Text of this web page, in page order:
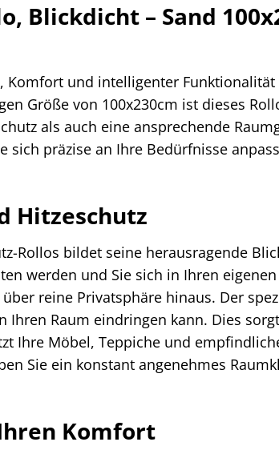
Blickdicht – Sand
Komfort und intelligenter
Größe von 100x230cm ist dieses
als auch eine ansprechende
sich präzise an Ihre Bedürfnisse
Hitzeschutz
Rollos bildet seine herausragende
werden und Sie sich in Ihren
reine Privatsphäre hinaus. Der
Raum eindringen kann. Dies
Ihre Möbel, Teppiche und
Sie ein konstant angenehmes
Komfort